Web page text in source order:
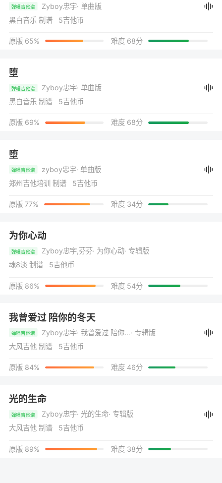
弹唱吉他谱 Zyboy忠宇· 单曲版
黑白音乐 制谱 5吉他币
原版 65% 难度 68分
堕
弹唱吉他谱 Zyboy忠宇· 单曲版
黑白音乐 制谱 5吉他币
原版 69% 难度 68分
堕
弹唱吉他谱 zyboy忠宇· 单曲版
郑州吉他培训 制谱 5吉他币
原版 77% 难度 34分
为你心动
弹唱吉他谱 Zyboy忠宇,芬芬· 为你心动· 专辑版
魂8淡 制谱 5吉他币
原版 86% 难度 54分
我曾爱过 陪你的冬天
弹唱吉他谱 Zyboy忠宇 · 我曾爱过 陪你的冬天· 专辑版
大风吉他 制谱 5吉他币
原版 84% 难度 46分
光的生命
弹唱吉他谱 Zyboy忠宇· 光的生命· 专辑版
大风吉他 制谱 5吉他币
原版 89% 难度 38分